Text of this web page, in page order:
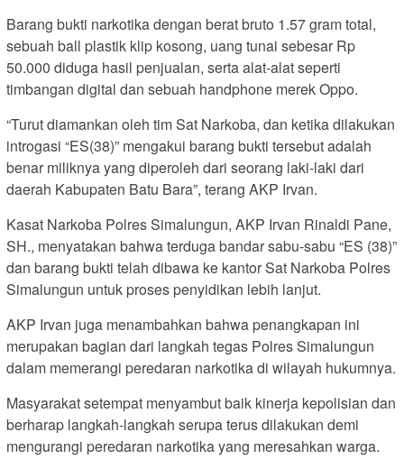
Barang bukti narkotika dengan berat bruto 1.57 gram total,
sebuah ball plastik klip kosong, uang tunai sebesar Rp
50.000 diduga hasil penjualan, serta alat-alat seperti
timbangan digital dan sebuah handphone merek Oppo.
“Turut diamankan oleh tim Sat Narkoba, dan ketika dilakukan
introgasi “ES(38)” mengakui barang bukti tersebut adalah
benar miliknya yang diperoleh dari seorang laki-laki dari
daerah Kabupaten Batu Bara”, terang AKP Irvan.
Kasat Narkoba Polres Simalungun, AKP Irvan Rinaldi Pane,
SH., menyatakan bahwa terduga bandar sabu-sabu “ES (38)”
dan barang bukti telah dibawa ke kantor Sat Narkoba Polres
Simalungun untuk proses penyidikan lebih lanjut.
AKP Irvan juga menambahkan bahwa penangkapan ini
merupakan bagian dari langkah tegas Polres Simalungun
dalam memerangi peredaran narkotika di wilayah hukumnya.
Masyarakat setempat menyambut baik kinerja kepolisian dan
berharap langkah-langkah serupa terus dilakukan demi
mengurangi peredaran narkotika yang meresahkan warga.